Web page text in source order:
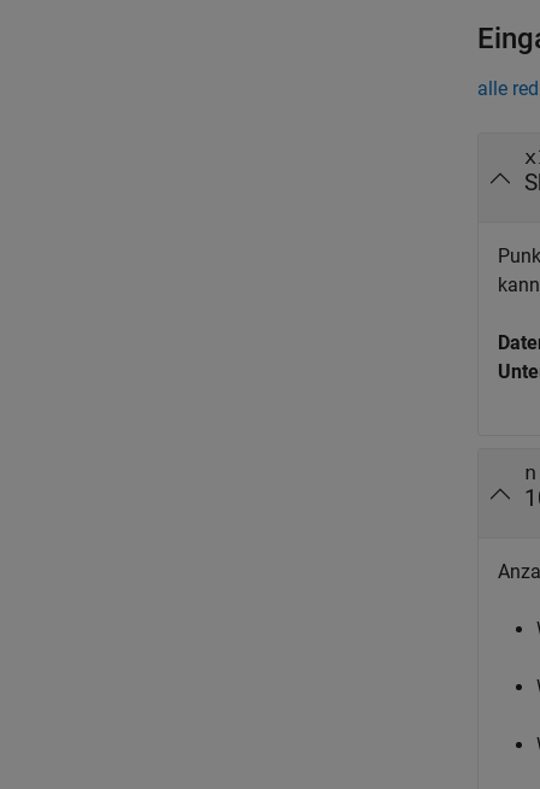
alle
n